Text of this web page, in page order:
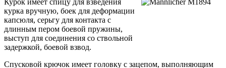
Курок имеет спицу для взведения
курка вручную, боек для деформации
капсюля, серьгу для контакта с
длинным пером боевой пружины,
выступ для соединения со ствольной
задержкой, боевой взвод.
Спусковой крючок имеет головку с зацепом, выполняющим